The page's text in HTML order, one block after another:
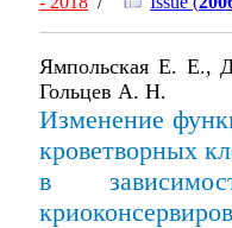
Ямпольская Е. Е.,
Гольцев А. Н.
Изменение
кроветворных
в